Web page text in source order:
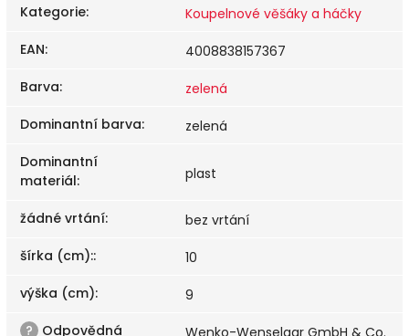
Kategorie:
Koupelnové věšáky a háčky
EAN:
4008838157367
Barva:
zelená
Dominantní barva:
zelená
Dominantní
materiál: plast
žádné vrtání:
bez vrtání
šírka (cm)::
10
výška (cm):
9
? Odpovědná Wenko-Wenselaar GmbH & Co.